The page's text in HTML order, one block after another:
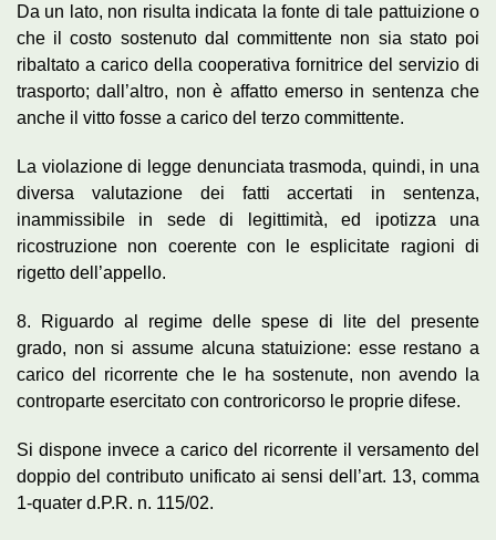
Da un lato, non risulta indicata la fonte di tale pattuizione o
che il costo sostenuto dal committente non sia stato poi
ribaltato a carico della cooperativa fornitrice del servizio di
trasporto; dall’altro, non è affatto emerso in sentenza che
anche il vitto fosse a carico del terzo committente.
La violazione di legge denunciata trasmoda, quindi, in una
diversa valutazione dei fatti accertati in sentenza,
inammissibile in sede di legittimità, ed ipotizza una
ricostruzione non coerente con le esplicitate ragioni di
rigetto dell’appello.
8. Riguardo al regime delle spese di lite del presente
grado, non si assume alcuna statuizione: esse restano a
carico del ricorrente che le ha sostenute, non avendo la
controparte esercitato con controricorso le proprie difese.
Si dispone invece a carico del ricorrente il versamento del
doppio del contributo unificato ai sensi dell’art. 13, comma
1-quater d.P.R. n. 115/02.